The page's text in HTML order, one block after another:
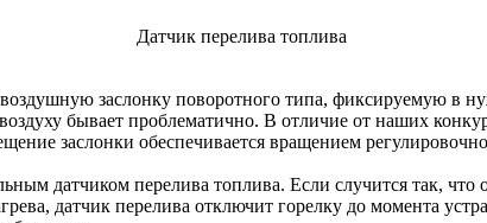
Датчик перелива топлива
заслонку поворотного типа, фиксируемую
бывает проблематично. В отличие от наших
заслонки обеспечивается вращением
датчиком перелива топлива. Если случится так, что
датчик перелива отключит горелку до момента